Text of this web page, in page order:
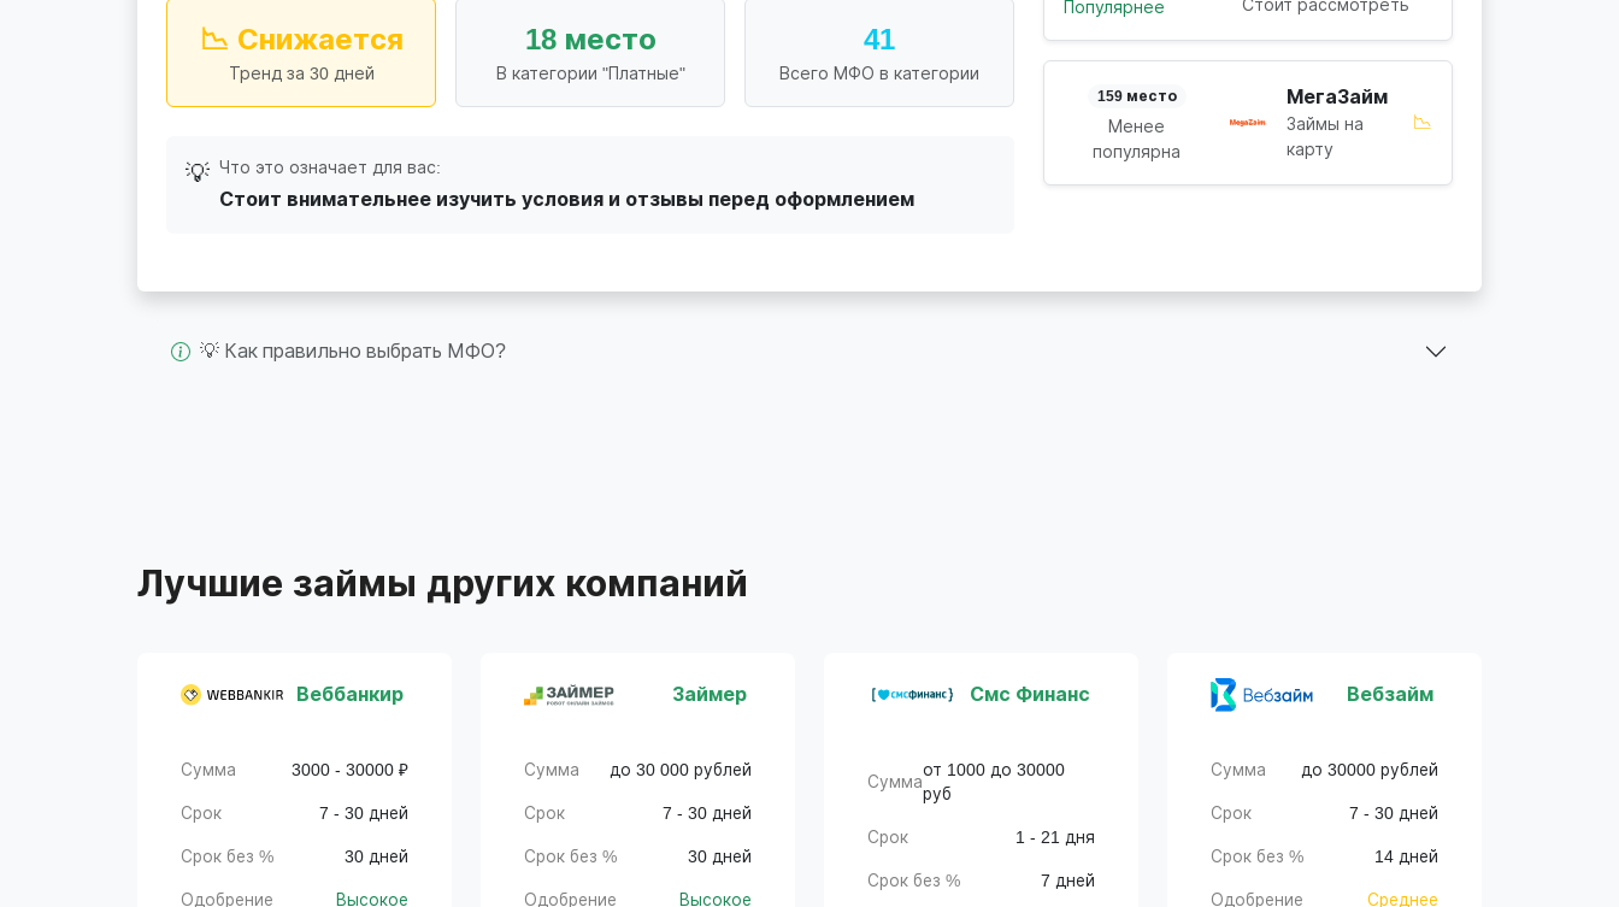
📉 Снижается
Тренд за 30 дней
18 место
В категории "Платные"
41
Всего МФО в категории
💡 Что это означает для вас:
Стоит внимательнее изучить условия и отзывы перед оформлением
Популярнее Стоит рассмотреть
159 место
Менее
популярна
МегаЗайм
Займы на
карту
📉
💡 Как правильно выбрать МФО?
Лучшие займы других компаний
Веббанкир
Сумма 3000 - 30000 ₽
Срок 7 - 30 дней
Срок без % 30 дней
Одобрение Высокое
Займер
Сумма до 30 000 рублей
Срок 7 - 30 дней
Срок без % 30 дней
Одобрение Высокое
Смс Финанс
Сумма
от 1000 до 30000
руб
Срок 1 - 21 дня
Срок без % 7 дней
Вебзайм
Сумма до 30000 рублей
Срок 7 - 30 дней
Срок без % 14 дней
Одобрение Среднее